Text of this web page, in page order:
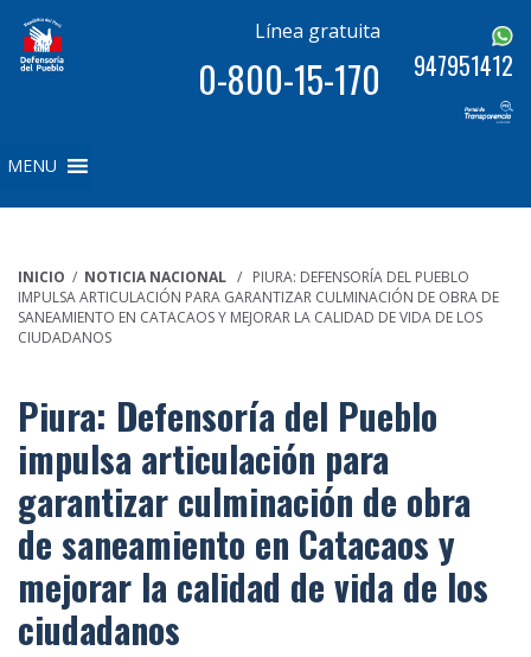
Línea gratuita
0-800-15-170 947951412
MENU
INICIO / NOTICIA NACIONAL / PIURA: DEFENSORÍA DEL PUEBLO
IMPULSA ARTICULACIÓN PARA GARANTIZAR CULMINACIÓN DE OBRA DE
SANEAMIENTO EN CATACAOS Y MEJORAR LA CALIDAD DE VIDA DE LOS
CIUDADANOS
Piura: Defensoría del Pueblo
impulsa articulación para
garantizar culminación de obra
de saneamiento en Catacaos y
mejorar la calidad de vida de los
ciudadanos